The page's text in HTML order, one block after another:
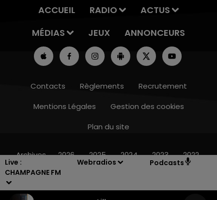
Live :
CHAMPAGNE FM
Webradios Podcasts
16h00 - 20h00
ACCUEIL RADIO
ACTUS
MÉDIAS
JEUX ANNONCEURS
Contacts Règlements
Recrutement
Mentions Légales
Gestion des cookies
Plan du site
Archives 2026 2025 2024 2023 2022